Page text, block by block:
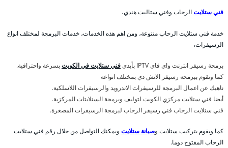
فني ستلايتالرحاب وفني ستاليت هندي،
خدمة فني ستلايت الرحاب متنوعة، ومن اهم هذه الخدمات، خدمات البرمجة لمختلف انواع
الرسيفرات،
برمجة رسيفر انترنت واي فاي IPTV بأيدي فني ستلايت في الكويتبسرعة واحترافية.
كما ونقوم ببرمجة رسيفر الاتش دي بمختلف انواعه
ناهيك عن اعمال البرمجة للرسيفرات الاندرويد والرسيفرات اللاسلكية.
أيضا فني ستلايت مركزي الكويت لتوليف وبرمجة الستلايتات المركزية.
فني ستلايت الرحاب فني رسيفر الرحاب لبرمجة الرسيفرات المصغرة.
كما ويقوم بتركيب ستلايت وصيانة ستلايت ويمكنك التواصل من خلال رقم فني ستلايت
الرحاب المفتوح دوما.